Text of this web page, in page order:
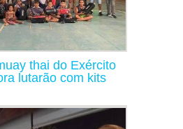
thai do Exército
lutarão com kits